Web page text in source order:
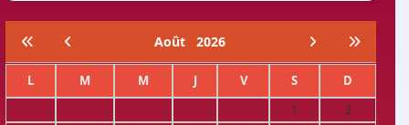
Août 2026
L M M J V S
D
1
2